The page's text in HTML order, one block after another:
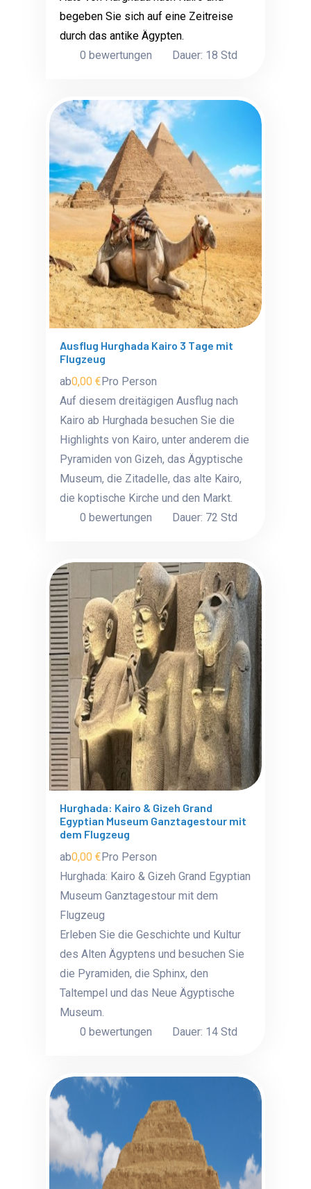
begeben Sie sich auf eine Zeitreise
durch das antike Ägypten.
0 bewertungen
Dauer: 18 Std
Ausflug Hurghada Kairo 3 Tage mit
Flugzeug
ab0,00 €Pro Person
Auf diesem dreitägigen Ausflug nach
Kairo ab Hurghada besuchen Sie die
Highlights von Kairo, unter anderem die
Pyramiden von Gizeh, das Ägyptische
Museum, die Zitadelle, das alte Kairo,
die koptische Kirche und den Markt.
0 bewertungen
Dauer: 72 Std
Hurghada: Kairo & Gizeh Grand
Egyptian Museum Ganztagestour mit
dem Flugzeug
ab0,00 €Pro Person
Hurghada: Kairo & Gizeh Grand Egyptian
Museum Ganztagestour mit dem
Flugzeug
Erleben Sie die Geschichte und Kultur
des Alten Ägyptens und besuchen Sie
die Pyramiden, die Sphinx, den
Taltempel und das Neue Ägyptische
Museum.
0 bewertungen
Dauer: 14 Std